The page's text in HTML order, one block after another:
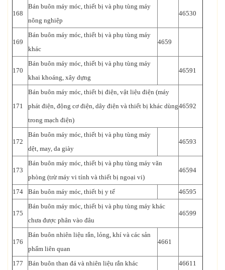
168
Bán buôn máy móc, thiết bị và phụ tùng máy
nông nghiệp
46530
169
Bán buôn máy móc, thiết bị và phụ tùng máy
khác
4659
170
Bán buôn máy móc, thiết bị và phụ tùng máy
khai khoáng, xây dựng
46591
171
Bán buôn máy móc, thiết bị điện, vật liệu điện (máy
phát điện, động cơ điện, dây điện và thiết bị khác dùng
trong mạch điện)
46592
172
Bán buôn máy móc, thiết bị và phụ tùng máy
dệt, may, da giày
46593
173
Bán buôn máy móc, thiết bị và phụ tùng máy văn
phòng (trừ máy vi tính và thiết bị ngoại vi)
46594
174 Bán buôn máy móc, thiết bị y tế 46595
175
Bán buôn máy móc, thiết bị và phụ tùng máy khác
chưa được phân vào đâu
46599
176
Bán buôn nhiên liệu rắn, lỏng, khí và các sản
phẩm liên quan
4661
177 Bán buôn than đá và nhiên liệu rắn khác
46611